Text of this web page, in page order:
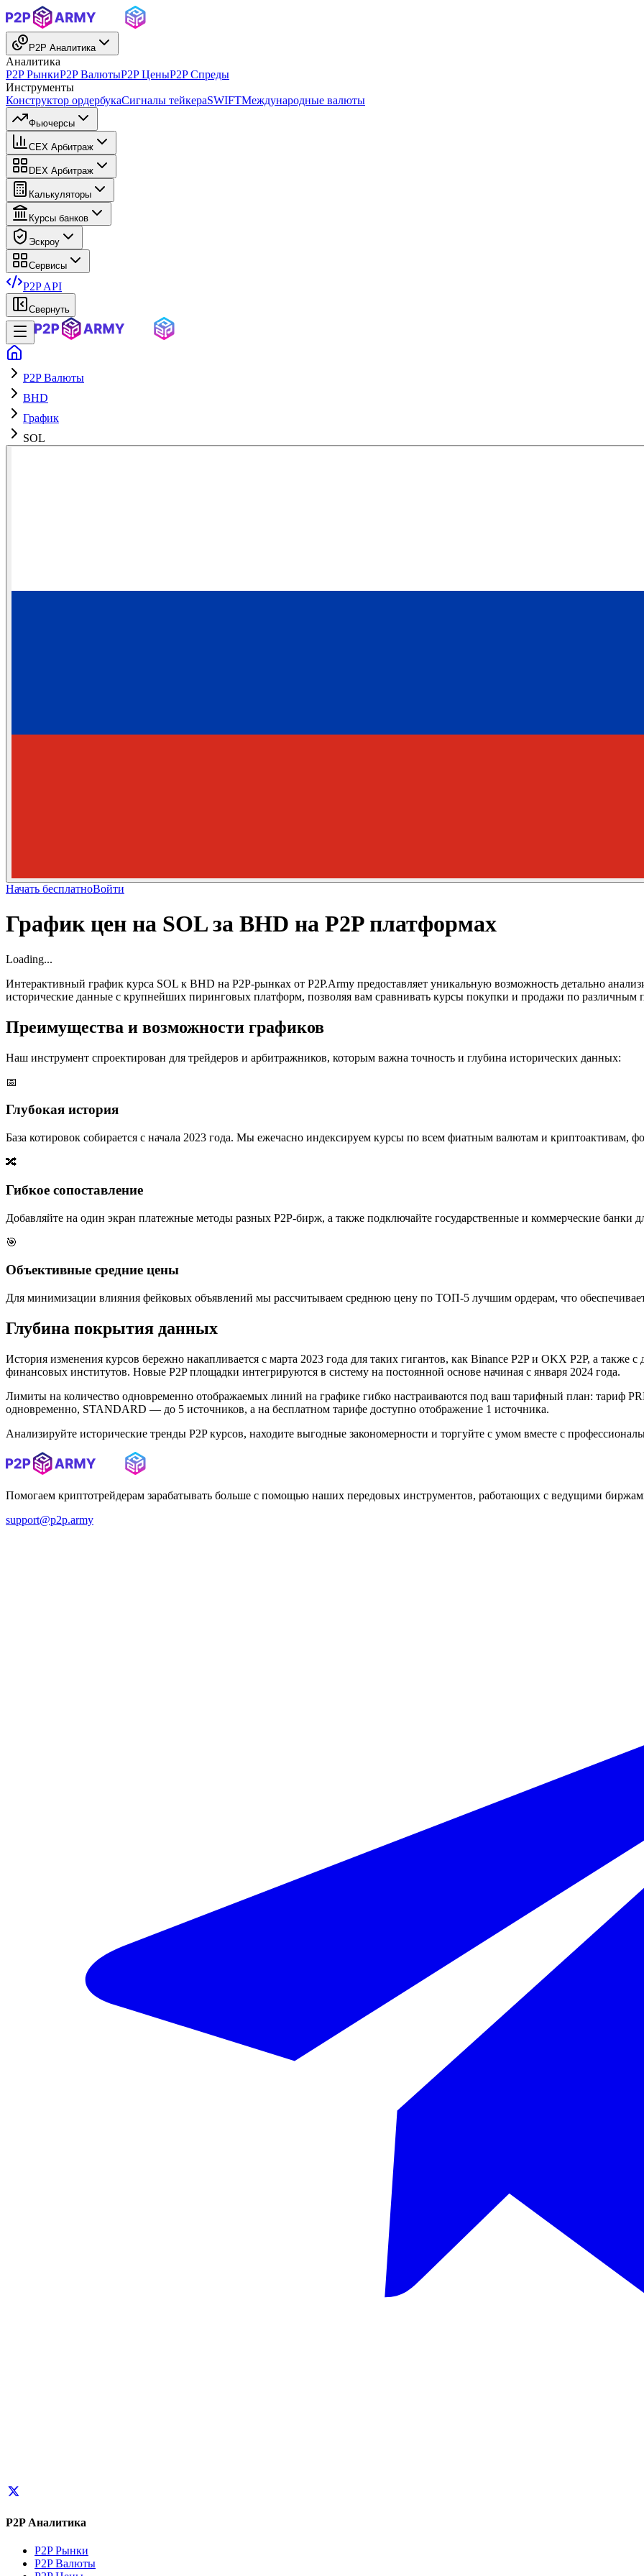
P2P Аналитика
Аналитика
P2P РынкиP2P ВалютыP2P ЦеныP2P Спреды
Инструменты
Конструктор ордербукаСигналы тейкераSWIFTМеждународные валюты
Фьючерсы
CEX Арбитраж
DEX Арбитраж
Калькуляторы
Курсы банков
Эскроу
Сервисы
P2P API
Свернуть
P2P Валюты
BHD
График
SOL
Начать бесплатноВойти
График цен на SOL за BHD на P2P платформах
Loading...
Интерактивный график курса SOL к BHD на P2P-рынках от P2P.Army предоставляет уникальную возможность детально
исторические данные с крупнейших пиринговых платформ, позволяя вам сравнивать курсы покупки и продажи по различным
Преимущества и возможности графиков
Наш инструмент спроектирован для трейдеров и арбитражников, которым важна точность и глубина исторических данных:
📅
Глубокая история
База котировок собирается с начала 2023 года. Мы ежечасно индексируем курсы по всем фиатным валютам и криптоактивам,
🔀
Гибкое сопоставление
Добавляйте на один экран платежные методы разных P2P-бирж, а также подключайте государственные и коммерческие банки
🎯
Объективные средние цены
Для минимизации влияния фейковых объявлений мы рассчитываем среднюю цену по ТОП-5 лучшим ордерам, что
Глубина покрытия данных
История изменения курсов бережно накапливается с марта 2023 года для таких гигантов, как Binance P2P и OKX P2P, а также
финансовых институтов. Новые P2P площадки интегрируются в систему на постоянной основе начиная с января 2024 года.
Лимиты на количество одновременно отображаемых линий на графике гибко настраиваются под ваш тарифный план: тариф
одновременно, STANDARD — до 5 источников, а на бесплатном тарифе доступно отображение 1 источника.
Анализируйте исторические тренды P2P курсов, находите выгодные закономерности и торгуйте с умом вместе с
Помогаем криптотрейдерам зарабатывать больше с помощью наших передовых инструментов, работающих с ведущими
support@p2p.army
P2P Аналитика
P2P Рынки
P2P Валюты